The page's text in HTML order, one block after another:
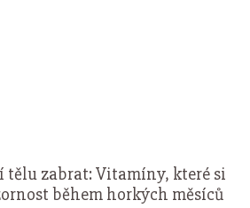
tělu zabrat: Vitamíny, které si
během horkých měsíců